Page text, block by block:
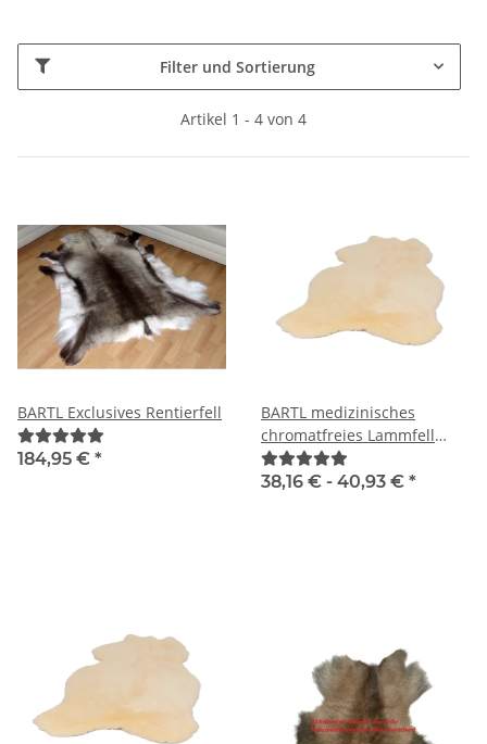
Filter und Sortierung
Artikel 1 - 4 von 4
BARTL Exclusives Rentierfell
184,95 € *
BARTL medizinisches
chromatfreies Lammfell
"BABY"
38,16 € - 40,93 € *